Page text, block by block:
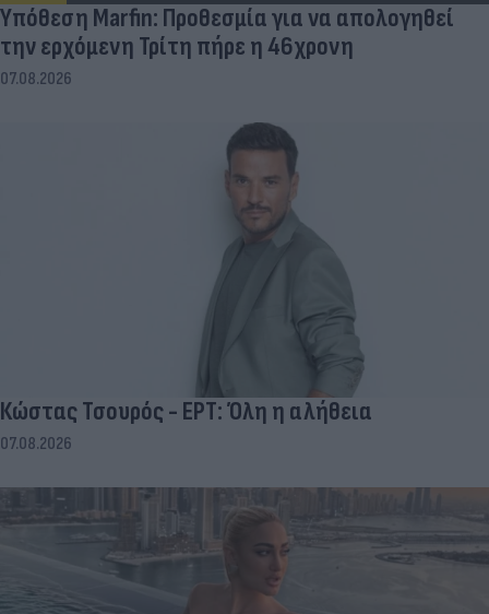
Υπόθεση Marfin: Προθεσμία για να απολογηθεί
την ερχόμενη Τρίτη πήρε η 46χρονη
07.08.2026
Κώστας Τσουρός - ΕΡΤ: Όλη η αλήθεια
07.08.2026